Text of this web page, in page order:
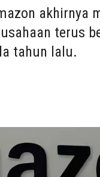
akhirnya
terus
tahun lalu.